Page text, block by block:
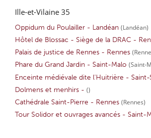
Ille-et-Vilaine 35
Oppidum du Poulailler - Landéan (Landéan)
Hôtel de Blossac - Siège de la DRAC -
Palais de justice de Rennes - Rennes
Phare du Grand Jardin - Saint-Malo (Saint-
Enceinte médiévale dite l'Huitrière - Saint-
Dolmens et menhirs - ()
Cathédrale Saint-Pierre - Rennes (Rennes)
Tour Solidor et ouvrages avancés - Saint-